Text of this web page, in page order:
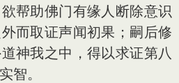
帮助佛门有缘人断除意识
而取证声闻初果；嗣后修
神我之中，得以求证第八
智。